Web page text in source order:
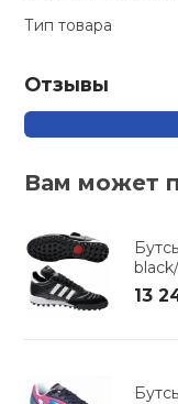
Тип товара
Отзывы
Вам может
13